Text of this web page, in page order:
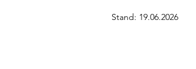
Stand: 19.06.2026